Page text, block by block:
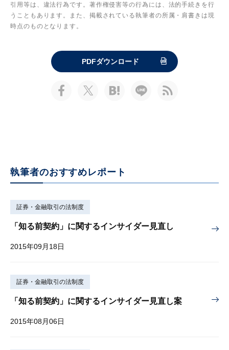
引用等は、違法行為です。著作権侵害等の行為には、法的手続きを行
うこともあります。また、掲載されている執筆者の所属・肩書きは現
時点のものとなります。
PDFダウンロード
執筆者のおすすめレポート
証券・金融取引の法制度
「知る前契約」に関するインサイダー見直し
2015年09月18日
証券・金融取引の法制度
「知る前契約」に関するインサイダー見直し案
2015年08月06日